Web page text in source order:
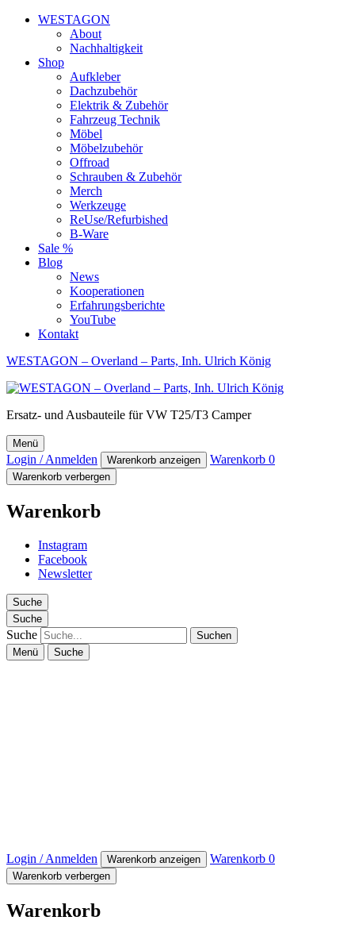
WESTAGON
About
Nachhaltigkeit
Shop
Aufkleber
Dachzubehör
Elektrik & Zubehör
Fahrzeug Technik
Möbel
Möbelzubehör
Offroad
Schrauben & Zubehör
Merch
Werkzeuge
ReUse/Refurbished
B-Ware
Sale %
Blog
News
Kooperationen
Erfahrungsberichte
YouTube
Kontakt
WESTAGON – Overland – Parts, Inh. Ulrich König
Ersatz- und Ausbauteile für VW T25/T3 Camper
Menü
Login / Anmelden Warenkorb anzeigen Warenkorb 0
Warenkorb verbergen
Warenkorb
Instagram
Facebook
Newsletter
Suche
Suche
Suche
Menü Suche
Login / Anmelden Warenkorb anzeigen Warenkorb 0
Warenkorb verbergen
Warenkorb